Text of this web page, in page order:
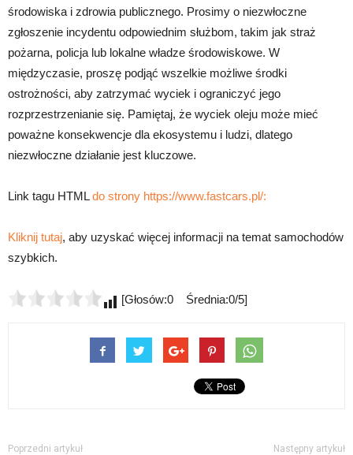
środowiska i zdrowia publicznego. Prosimy o niezwłoczne
zgłoszenie incydentu odpowiednim służbom, takim jak straż
pożarna, policja lub lokalne władze środowiskowe. W
międzyczasie, proszę podjąć wszelkie możliwe środki
ostrożności, aby zatrzymać wyciek i ograniczyć jego
rozprzestrzenianie się. Pamiętaj, że wyciek oleju może mieć
poważne konsekwencje dla ekosystemu i ludzi, dlatego
niezwłoczne działanie jest kluczowe.
Link tagu HTMLdo strony https://www.fastcars.pl/:
Kliknij tutaj, aby uzyskać więcej informacji na temat samochodów
szybkich.
[Głosów:0 Średnia:0/5]
Poprzedni artykuł Następny artykuł